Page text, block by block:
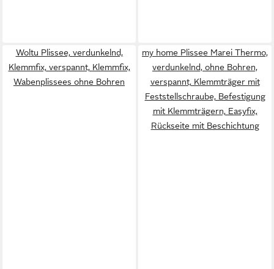
Woltu Plissee, verdunkelnd,
Klemmfix, verspannt, Klemmfix,
Wabenplissees ohne Bohren
my home Plissee Marei Thermo,
verdunkelnd, ohne Bohren,
verspannt, Klemmträger mit
Feststellschraube, Befestigung
mit Klemmträgern, Easyfix,
Rückseite mit Beschichtung